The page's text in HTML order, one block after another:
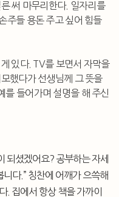
써 마무리한다. 일자리를
주들 용돈 주고 싶어 힘들
있다. TV를 보면서 자막을
했다가 선생님께 그 뜻을
를 들어가며 설명을 해 주신
되셨겠어요? 공부하는 자세
다.” 칭찬에 어깨가 으쓱해
. 집에서 항상 책을 가까이